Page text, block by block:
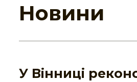
Новини
У Вінниці